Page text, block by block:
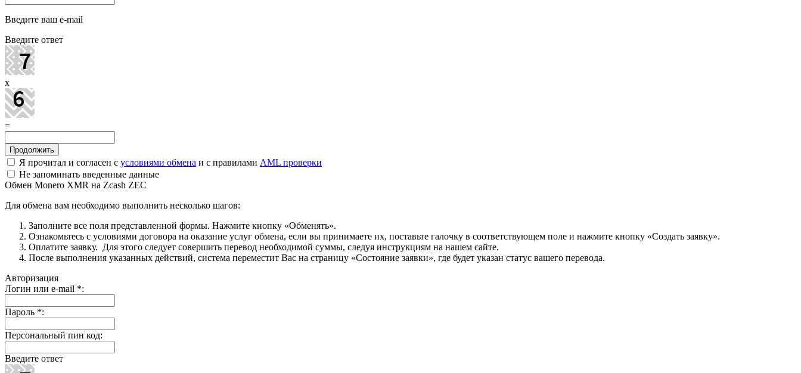
Введите ваш e-mail
Введите ответ
x
=
Я прочитал и согласен с условиями обмена и с правилами AML проверки
Не запоминать введенные данные
Обмен Monero XMR на Zcash ZEC
Для обмена вам необходимо выполнить несколько шагов:
Заполните все поля представленной формы. Нажмите кнопку «Обменять».
Ознакомьтесь с условиями договора на оказание услуг обмена, если вы принимаете их, поставьте галочку в соответствующем поле и нажмите кнопку «Создать заявку».
Оплатите заявку. Для этого следует совершить перевод необходимой суммы, следуя инструкциям на нашем сайте.
После выполнения указанных действий, система переместит Вас на страницу «Состояние заявки», где будет указан статус вашего перевода.
Авторизация
Логин или e-mail *:
Пароль *:
Персональный пин код:
Введите ответ